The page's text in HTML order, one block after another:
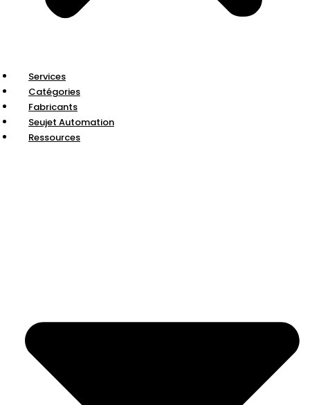
Services
Catégories
Fabricants
Seujet Automation
Ressources